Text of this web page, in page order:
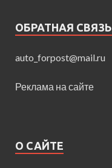
ОБРАТНАЯ СВЯЗЬ
auto_forpost@mail.ru
Реклама на сайте
О САЙТЕ